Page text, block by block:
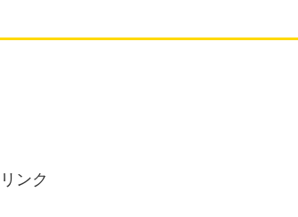
ンク